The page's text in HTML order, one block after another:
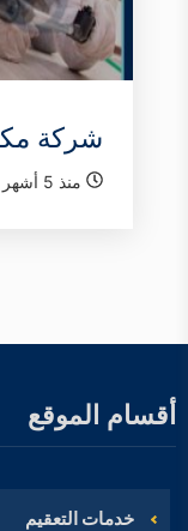
شركة
منذ 5 أشهر
أقسام الموقع
خدمات التعقيم